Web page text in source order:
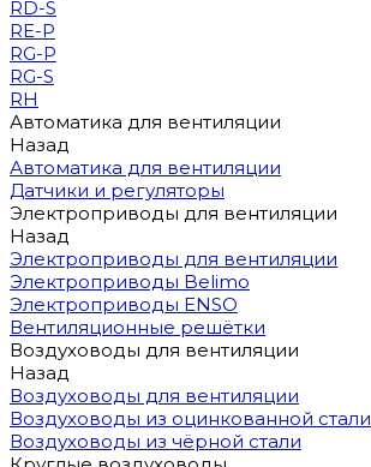
RD-S
RE-P
RG-P
RG-S
RH
Автоматика для вентиляции
Назад
Автоматика для вентиляции
Датчики и регуляторы
Электроприводы для вентиляции
Назад
Электроприводы для вентиляции
Электроприводы Belimo
Электроприводы ENSO
Вентиляционные решётки
Воздуховоды для вентиляции
Назад
Воздуховоды для вентиляции
Воздуховоды из оцинкованной стали
Воздуховоды из чёрной стали